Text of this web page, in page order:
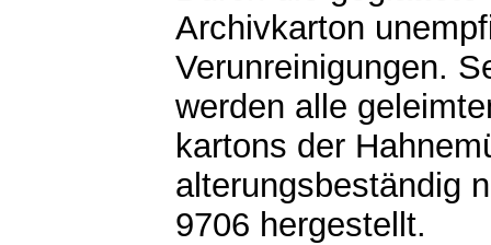
Archivkarton
Verunreinigungen.
werden alle
kartons der
alterungsbeständig
9706 hergestellt.